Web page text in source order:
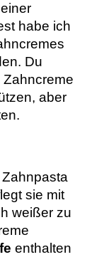
habe ich
Du
Zahncreme
aber
sie mit
weißer zu
enthalten